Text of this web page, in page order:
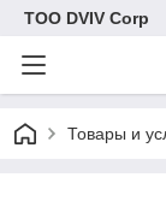
ТОО DVIV Corp
Товары и